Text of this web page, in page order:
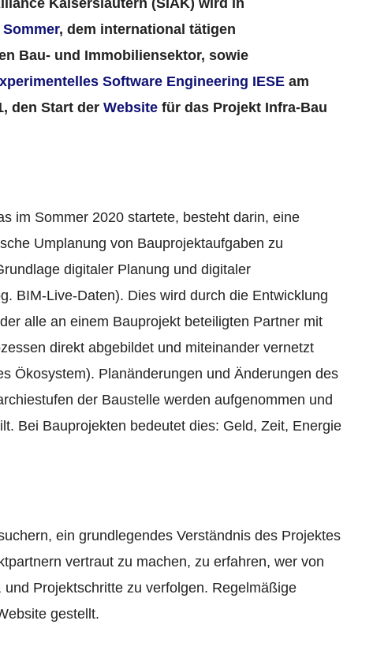
Kaiserslautern (SIAK) wird in
, dem international tätigen
Bau- und Immobiliensektor, sowie
Software Engineering IESEam
den Start der Website für das Projekt Infra-Bau
im Sommer 2020 startete, besteht darin, eine
Umplanung von Bauprojektaufgaben zu
digitaler Planung und digitaler
BIM-Live-Daten). Dies wird durch die Entwicklung
alle an einem Bauprojekt beteiligten Partner mit
direkt abgebildet und miteinander vernetzt
Ökosystem). Planänderungen und Änderungen des
der Baustelle werden aufgenommen und
Bei Bauprojekten bedeutet dies: Geld, Zeit, Energie
ein grundlegendes Verständnis des Projektes
vertraut zu machen, zu erfahren, wer von
Projektschritte zu verfolgen. Regelmäßige
gestellt.